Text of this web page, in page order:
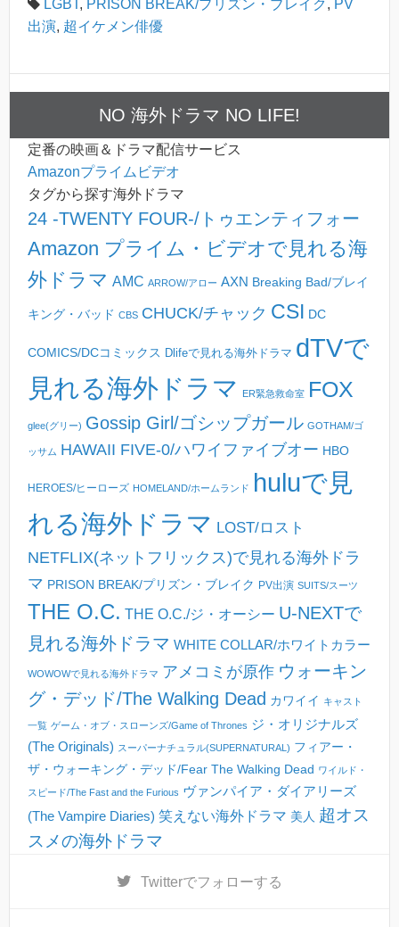
LGBT , PRISON BREAK/プリズン・ブレイク , PV
出演, 超イケメン俳優
NO 海外ドラマ NO LIFE!
定番の映画＆ドラマ配信サービス
Amazonプライムビデオ
タグから探す海外ドラマ
24 -TWENTY FOUR-/トゥエンティフォー
Amazon プライム・ビデオで見れる海
外ドラマ AMC ARROW/アロー AXN Breaking Bad/ブレイ
キング・バッド CBS CHUCK/チャック CSI DC
COMICS/DCコミックス Dlifeで見れる海外ドラマ dTVで
見れる海外ドラマ
ER緊急救命室 FOX
glee(グリー) Gossip Girl/ゴシップガール GOTHAM/ゴ
ッサム HAWAII FIVE-0/ハワイファイブオー HBO
HEROES/ヒーローズ HOMELAND/ホームランド huluで見
れる海外ドラマ LOST/ロスト
NETFLIX(ネットフリックス)で見れる海外ドラ
マ PRISON BREAK/プリズン・ブレイク PV出演 SUITS/スーツ
THE O.C. THE O.C./ジ・オーシー U-NEXTで
見れる海外ドラマ WHITE COLLAR/ホワイトカラー
WOWOWで見れる海外ドラマ アメコミが原作 ウォーキン
グ・デッド/The Walking Dead カワイイ キャスト
一覧 ゲーム・オブ・スローンズ/Game of Thrones ジ・オリジナルズ
(The Originals) スーパーナチュラル(SUPERNATURAL) フィアー・
ザ・ウォーキング・デッド/Fear The Walking Dead ワイルド・
スピード/The Fast and the Furious ヴァンパイア・ダイアリーズ
(The Vampire Diaries) 笑えない海外ドラマ 美人 超オス
スメの海外ドラマ
Twitterでフォローする